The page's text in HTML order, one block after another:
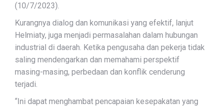
(10/7/2023).
Kurangnya dialog dan komunikasi yang efektif, lanjut
Helmiaty, juga menjadi permasalahan dalam hubungan
industrial di daerah. Ketika pengusaha dan pekerja tidak
saling mendengarkan dan memahami perspektif
masing-masing, perbedaan dan konflik cenderung
terjadi.
“Ini dapat menghambat pencapaian kesepakatan yang